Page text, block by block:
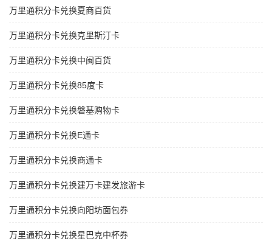
万里通积分卡兑换夏商百货
万里通积分卡兑换克里斯汀卡
万里通积分卡兑换中闽百货
万里通积分卡兑换85度卡
万里通积分卡兑换磐基购物卡
万里通积分卡兑换E通卡
万里通积分卡兑换商通卡
万里通积分卡兑换建万卡建发旅游卡
万里通积分卡兑换向阳坊面包券
万里通积分卡兑换星巴克中杯券